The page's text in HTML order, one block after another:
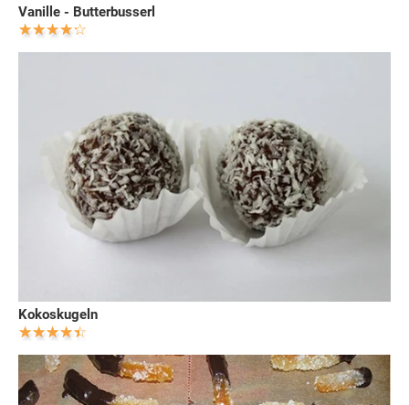
Vanille - Butterbusserl
Kokoskugeln